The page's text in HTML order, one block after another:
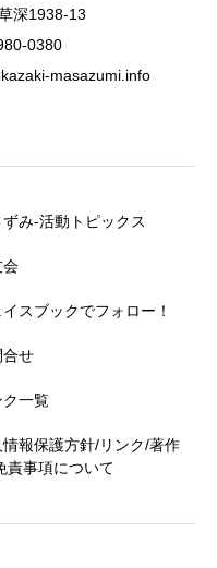
深1938-13
0380
masazumi.info
ずみ-活動トピックス
会
イスブックでフォロー！
合せ
ク一覧
情報保護方針/リンク/著作
責事項について